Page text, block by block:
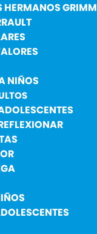
HERMANOS GRIMM
NIÑOS